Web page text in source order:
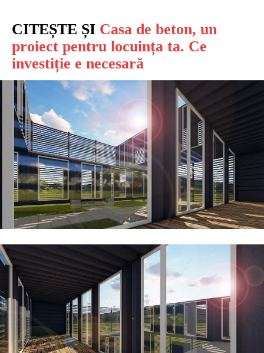
CITEȘTE ȘI Casa de beton, un
proiect pentru locuința ta. Ce
investiție e necesară